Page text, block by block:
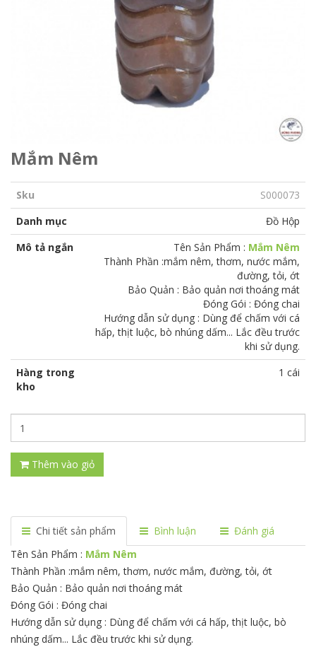
Mắm Nêm
Sku
S000073
Danh mục
Đồ Hộp
Mô tả ngắn
Tên Sản Phẩm : Mắm Nêm
Thành Phần :mắm nêm, thơm, nước mắm,
đường, tỏi, ớt
Bảo Quản : Bảo quản nơi thoáng mát
Đóng Gói : Đóng chai
Hướng dẫn sử dụng : Dùng để chấm với cá
hấp, thịt luộc, bò nhúng dấm... Lắc đều trước
khi sử dụng.
Hàng trong
kho
1 cái
Thêm vào giỏ
Chi tiết sản phẩm Bình luận
Đánh giá
Tên Sản Phẩm : Mắm Nêm
Thành Phần :mắm nêm, thơm, nước mắm, đường, tỏi, ớt
Bảo Quản : Bảo quản nơi thoáng mát
Đóng Gói : Đóng chai
Hướng dẫn sử dụng : Dùng để chấm với cá hấp, thịt luộc, bò
nhúng dấm... Lắc đều trước khi sử dụng.